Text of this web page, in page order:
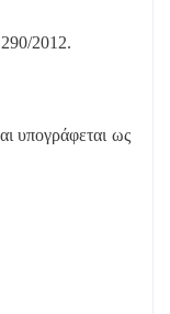
2012.
υπογράφεται ως